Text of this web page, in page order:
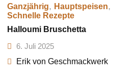
Ganzjährig, Hauptspeisen,
Schnelle Rezepte
Halloumi Bruschetta
6. Juli 2025
Erik von Geschmackwerk